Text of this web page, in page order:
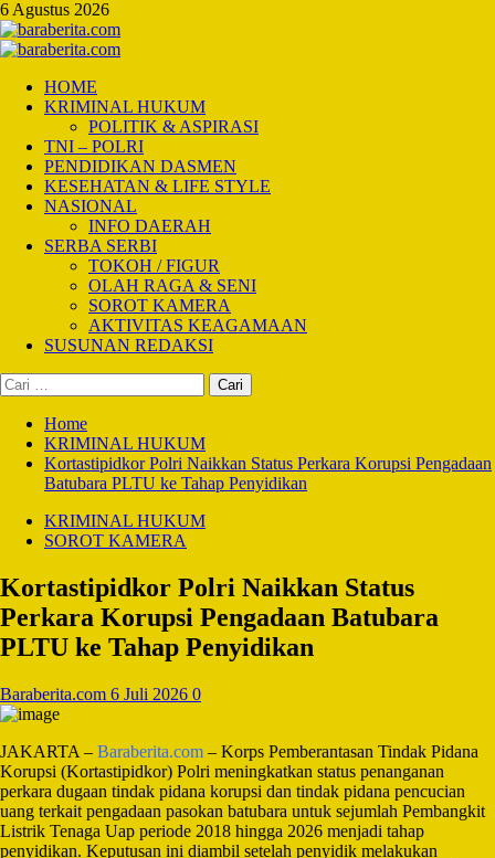
Skip
to
content
6 Agustus 2026
Primary
HOME
KRIMINAL HUKUM
POLITIK & ASPIRASI
TNI – POLRI
PENDIDIKAN DASMEN
KESEHATAN & LIFE STYLE
NASIONAL
INFO DAERAH
SERBA SERBI
TOKOH / FIGUR
OLAH RAGA & SENI
SOROT KAMERA
AKTIVITAS KEAGAMAAN
SUSUNAN REDAKSI
Cari
untuk:
Home
KRIMINAL HUKUM
Kortastipidkor Polri Naikkan Status Perkara Korupsi Pengadaan
Batubara PLTU ke Tahap Penyidikan
KRIMINAL HUKUM
SOROT KAMERA
Kortastipidkor Polri Naikkan Status
Perkara Korupsi Pengadaan Batubara
PLTU ke Tahap Penyidikan
Baraberita.com 6 Juli 2026 0
JAKARTA – Baraberita.com – Korps Pemberantasan Tindak Pidana
Korupsi (Kortastipidkor) Polri meningkatkan status penanganan
perkara dugaan tindak pidana korupsi dan tindak pidana pencucian
uang terkait pengadaan pasokan batubara untuk sejumlah Pembangkit
Listrik Tenaga Uap periode 2018 hingga 2026 menjadi tahap
penyidikan. Keputusan ini diambil setelah penyidik melakukan